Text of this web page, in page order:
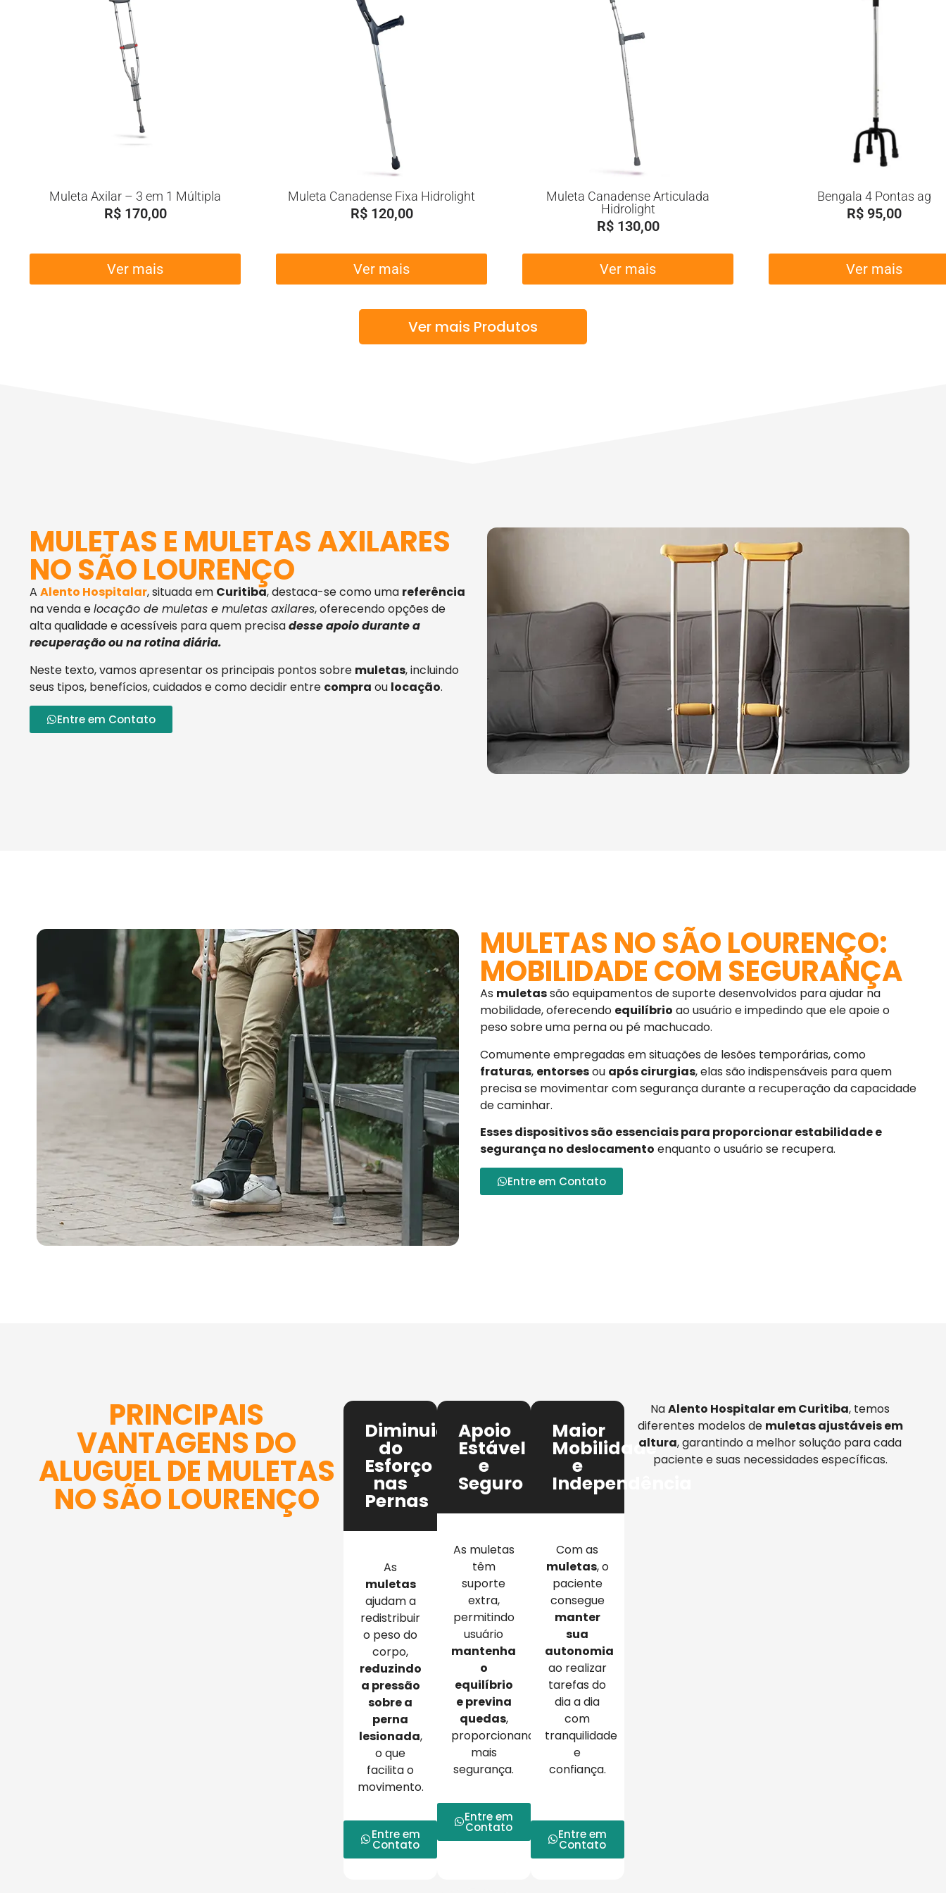
Muleta Axilar – 3 em 1 Múltipla
R$170,00
Ver mais
Muleta Canadense Fixa Hidrolight
R$120,00
Ver mais
Muleta Canadense Articulada
Hidrolight
R$130,00
Ver mais
Bengala 4 Pontas ag
R$ 95,00
Ver mais
Ver mais Produtos
MULETAS E MULETAS AXILARES
NO SÃO LOURENÇO
A Alento Hospitalar, situada em Curitiba, destaca-se como uma referência
na venda elocação de muletas e muletas axilares, oferecendo opções de
alta qualidade e acessíveis para quem precisadesse apoio durante a
recuperação ou na rotina diária.
Neste texto, vamos apresentar os principais pontos sobre muletas, incluindo
seus tipos, benefícios, cuidados e como decidir entre compra ou locação.
Entre em Contato
MULETAS NO SÃO LOURENÇO:
MOBILIDADE COM SEGURANÇA
As muletassão equipamentos de suporte desenvolvidos para ajudar na
mobilidade, oferecendo equilíbrio ao usuário e impedindo que ele apoie o
peso sobre uma perna ou pé machucado.
Comumente empregadas em situações de lesões temporárias, como
fraturas, entorsesou após cirurgias, elas são indispensáveis para quem
precisa se movimentar com segurança durante a recuperação da capacidade
de caminhar.
Esses dispositivos são essenciais para proporcionar estabilidade e
segurança no deslocamento enquanto o usuário se recupera.
Entre em Contato
PRINCIPAIS
VANTAGENS DO
ALUGUEL DE MULETAS
NO SÃO LOURENÇO
Diminuição
do
Esforço
nas
Pernas
As
muletas
ajudam a
redistribuir
o peso do
corpo,
reduzindo
a pressão
sobre a
perna
lesionada,
o que
facilita o
movimento.
Entre em
Contato
Apoio
Estável
e
Seguro
As muletas
têm
suporte
extra,
permitindo
usuário
mantenha
o
equilíbrio
e previna
quedas,
proporcionando
mais
segurança.
Entre em
Contato
Maior
Mobilidade
e
Independência
Com as
muletas, o
paciente
consegue
manter
sua
autonomia
ao realizar
tarefas do
dia a dia
com
tranquilidade
e
confiança.
Entre em
Contato
NaAlento Hospitalar em Curitiba, temos
diferentes modelos de muletas ajustáveis em
altura, garantindo a melhor solução para cada
paciente e suas necessidades específicas.